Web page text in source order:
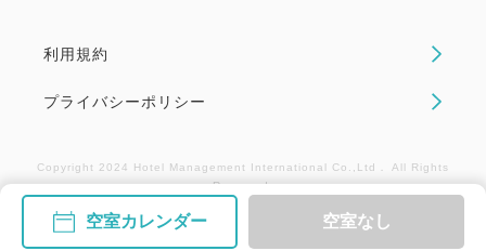
空室カレンダー 空室なし
★当プランはご予約時にカード決済が必要であり、ご
も含む)には下記の取消料が必要となります。
□15日前まで、無料
□14～3日前まで、 宿泊料総額の30％
利用規約
プライバシーポリシー
Copyright 2024 Hotel Management International Co.,Ltd． All Rights
Reserved.